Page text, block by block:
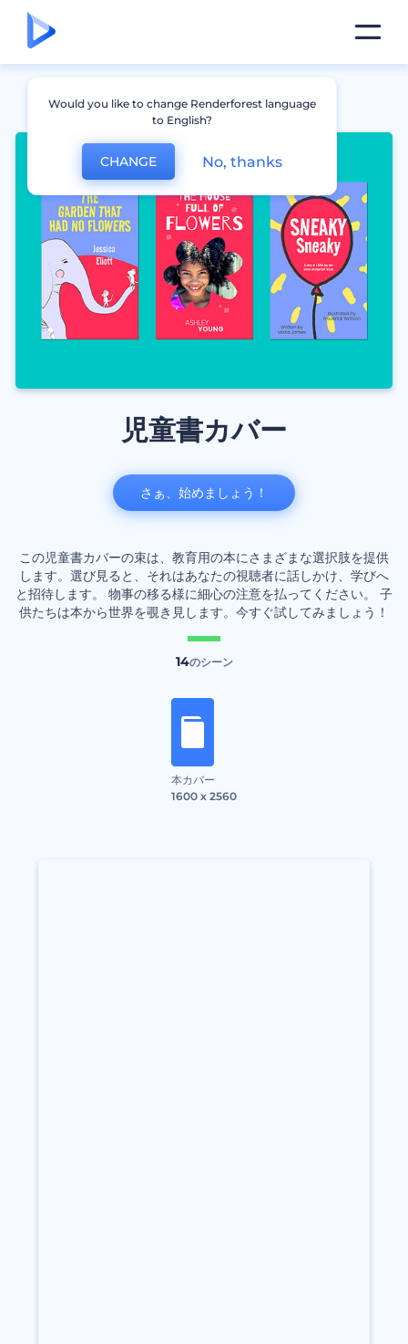
児童書カバー
この児童書カバーの束は、教育用の本にさまざまな選択肢を提供
します。選び見ると、それはあなたの視聴者に話しかけ、学びへ
と招待します。 物事の移る様に細心の注意を払ってください。 子
供たちは本から世界を覗き見します。今すぐ試してみましょう！
14のシーン
本カバー
1600 x 2560
さぁ、始めましょう！
Would you like to change Renderforest language
to English?
CHANGE No, thanks